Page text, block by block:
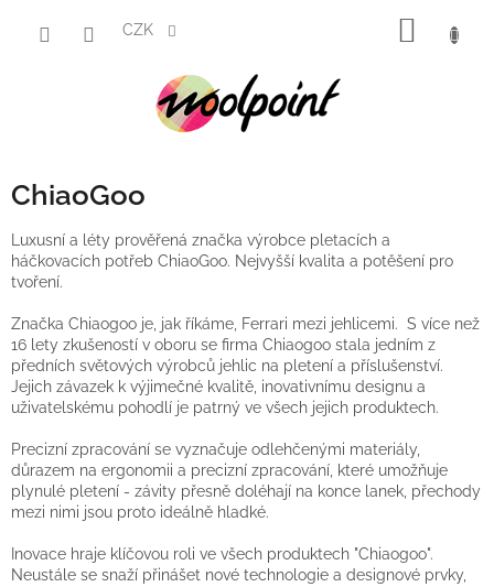
CZK
ChiaoGoo
Luxusní a léty prověřená značka výrobce pletacích a
háčkovacích potřeb ChiaoGoo. Nejvyšší kvalita a potěšení pro
tvoření.
Značka Chiaogoo je, jak říkáme, Ferrari mezi jehlicemi. S více než
16 lety zkušeností v oboru se firma Chiaogoo stala jedním z
předních světových výrobců jehlic na pletení a příslušenství.
Jejich závazek k výjimečné kvalitě, inovativnímu designu a
uživatelskému pohodlí je patrný ve všech jejich produktech.
Precizní zpracování se vyznačuje odlehčenými materiály,
důrazem na ergonomii a precizní zpracování, které umožňuje
plynulé pletení - závity přesně doléhají na konce lanek, přechody
mezi nimi jsou proto ideálně hladké.
Inovace hraje klíčovou roli ve všech produktech "Chiaogoo".
Neustále se snaží přinášet nové technologie a designové prvky,